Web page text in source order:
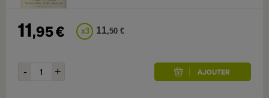
11,95€ x3 11,50 €